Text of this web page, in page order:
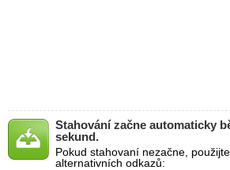
Stahování začne automaticky
sekund.
Pokud stahovaní nezačne,
alternativních odkazů: